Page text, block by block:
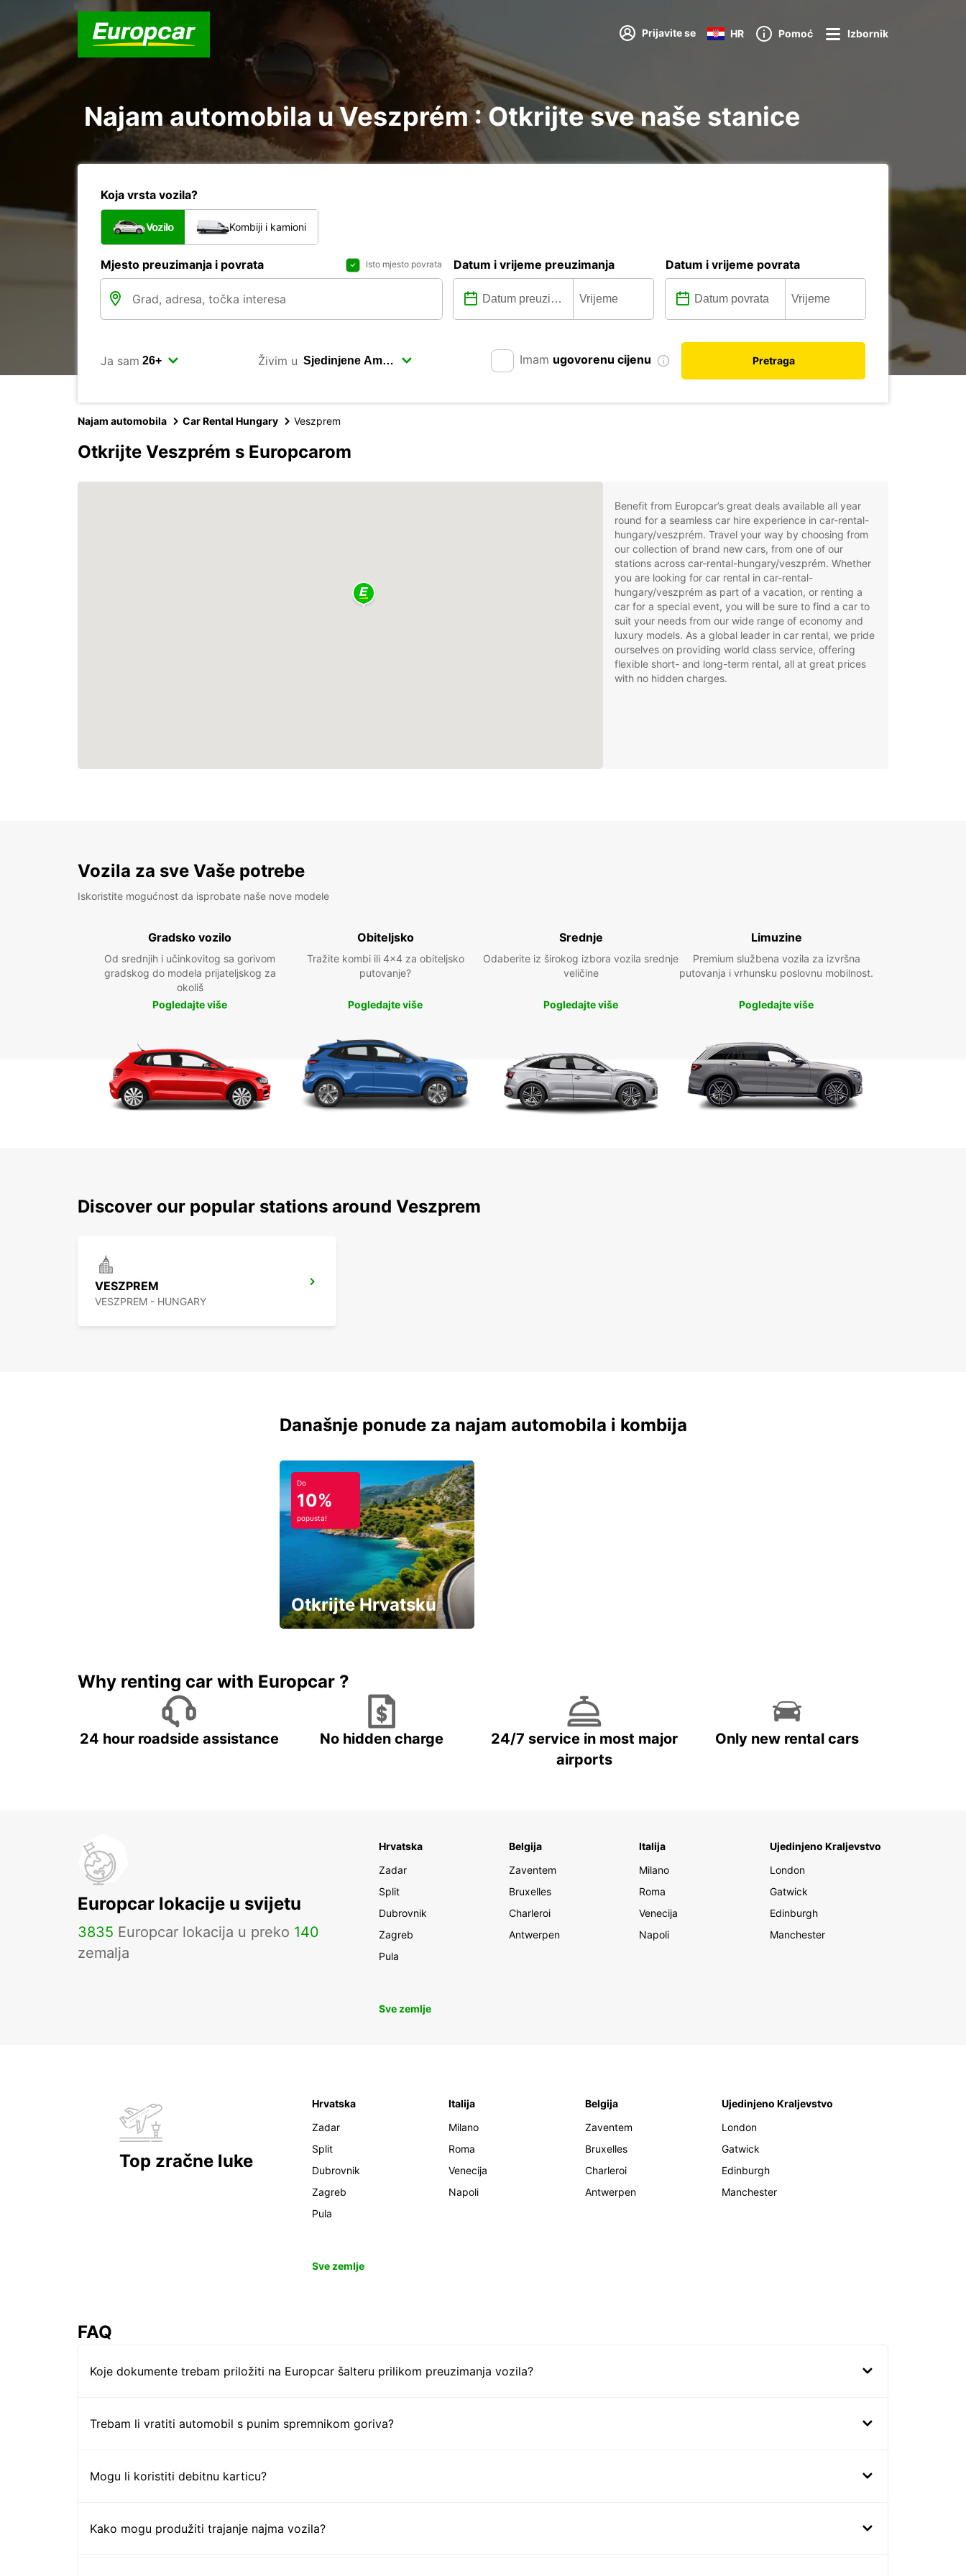
Prijavite se HR Pomoć Izbornik
Najam automobila u Veszprém : Otkrijte sve naše stanice
Koja vrsta vozila?
Vozilo Kombiji i kamioni
Mjesto preuzimanja i povrata Isto mjesto povrata Datum i vrijeme preuzimanja Datum i vrijeme povrata
Ja sam Živim u Imam ugovorenu cijenu Pretraga
Najam automobila Car Rental Hungary Veszprem
Otkrijte Veszprém s Europcarom
Benefit from Europcar’s great deals available all year
round for a seamless car hire experience in car-rental-
hungary/veszprém. Travel your way by choosing from
our collection of brand new cars, from one of our
stations across car-rental-hungary/veszprém. Whether
you are looking for car rental in car-rental-
hungary/veszprém as part of a vacation, or renting a
car for a special event, you will be sure to find a car to
suit your needs from our wide range of economy and
luxury models. As a global leader in car rental, we pride
ourselves on providing world class service, offering
flexible short- and long-term rental, all at great prices
with no hidden charges.
Vozila za sve Vaše potrebe
Iskoristite mogućnost da isprobate naše nove modele
Gradsko vozilo
Od srednjih i učinkovitog sa gorivom
gradskog do modela prijateljskog za
okoliš
Pogledajte više
Obiteljsko
Tražite kombi ili 4x4 za obiteljsko
putovanje?
Pogledajte više
Srednje
Odaberite iz širokog izbora vozila srednje
veličine
Pogledajte više
Limuzine
Premium službena vozila za izvršna
putovanja i vrhunsku poslovnu mobilnost.
Pogledajte više
Discover our popular stations around Veszprem
VESZPREM
VESZPREM - HUNGARY
Današnje ponude za najam automobila i kombija
Do
10%
popusta!
Otkrijte Hrvatsku
Why renting car with Europcar ?
24 hour roadside assistance No hidden charge
24/7 service in most major
airports
Only new rental cars
Europcar lokacije u svijetu
3835 Europcar lokacija u preko 140
zemalja
Hrvatska
Zadar
Split
Dubrovnik
Zagreb
Pula
Belgija
Zaventem
Bruxelles
Charleroi
Antwerpen
Italija
Milano
Roma
Venecija
Napoli
Ujedinjeno Kraljevstvo
London
Gatwick
Edinburgh
Manchester
Sve zemlje
Top zračne luke
Hrvatska
Zadar
Split
Dubrovnik
Zagreb
Pula
Italija
Milano
Roma
Venecija
Napoli
Belgija
Zaventem
Bruxelles
Charleroi
Antwerpen
Ujedinjeno Kraljevstvo
London
Gatwick
Edinburgh
Manchester
Sve zemlje
FAQ
Koje dokumente trebam priložiti na Europcar šalteru prilikom preuzimanja vozila?
Trebam li vratiti automobil s punim spremnikom goriva?
Mogu li koristiti debitnu karticu?
Kako mogu produžiti trajanje najma vozila?